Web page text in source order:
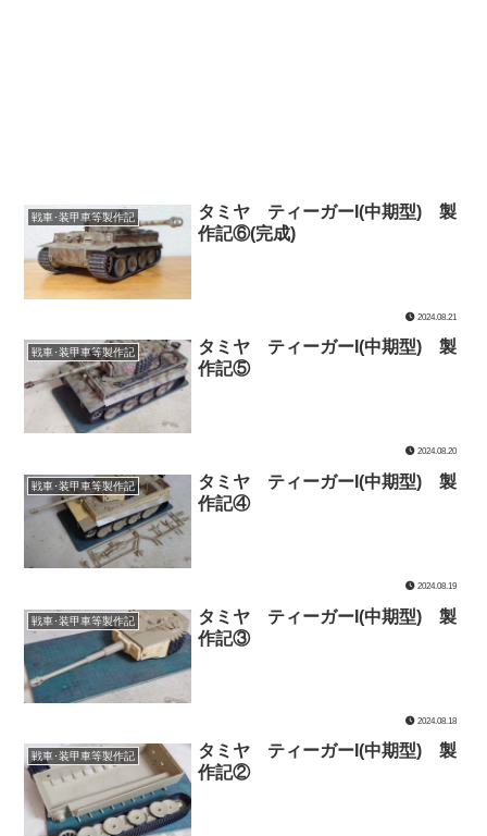
戦車･装甲車等製作記
タミヤ ティーガーI(中期型) 製
作記⑥(完成)
2024.08.21
戦車･装甲車等製作記
タミヤ ティーガーI(中期型) 製
作記⑤
2024.08.20
戦車･装甲車等製作記
タミヤ ティーガーI(中期型) 製
作記④
2024.08.19
戦車･装甲車等製作記
タミヤ ティーガーI(中期型) 製
作記③
2024.08.18
戦車･装甲車等製作記
タミヤ ティーガーI(中期型) 製
作記②